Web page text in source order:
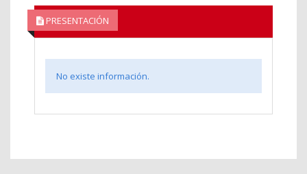
PRESENTACIÓN
No existe información.